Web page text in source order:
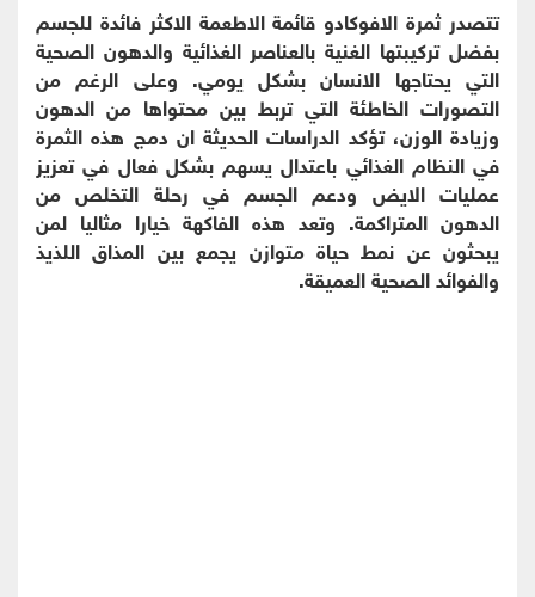
تتصدر ثمرة الافوكادو قائمة الاطعمة الاكثر فائدة للجسم
بفضل تركيبتها الغنية بالعناصر الغذائية والدهون الصحية
التي يحتاجها الانسان بشكل يومي. وعلى الرغم من
التصورات الخاطئة التي تربط بين محتواها من الدهون
وزيادة الوزن، تؤكد الدراسات الحديثة ان دمج هذه الثمرة
في النظام الغذائي باعتدال يسهم بشكل فعال في تعزيز
عمليات الايض ودعم الجسم في رحلة التخلص من
الدهون المتراكمة. وتعد هذه الفاكهة خيارا مثاليا لمن
يبحثون عن نمط حياة متوازن يجمع بين المذاق اللذيذ
والفوائد الصحية العميقة.